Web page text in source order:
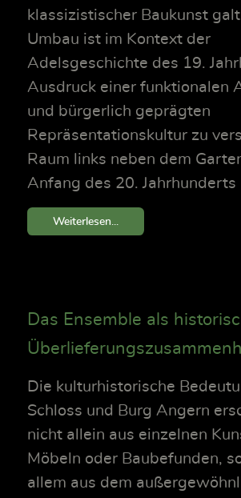
klassizistischer Baukunst
Umbau ist im Kontext der
Adelsgeschichte des 19.
Ausdruck einer funktionalen
und bürgerlich geprägten
Repräsentationskultur zu
Raum links neben dem
Anfang des 20. Jahrhunderts
Weiterlesen...
Das Ensemble als
Die kulturhistorische
Schloss und Burg Angern
nicht allein aus einzelnen
Möbeln oder Baubefunden,
allem aus dem